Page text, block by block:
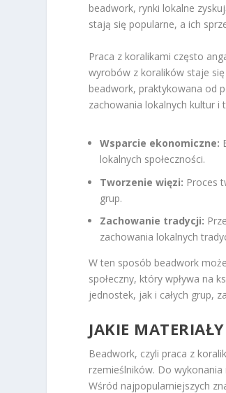
beadwork, rynki lokalne
stają się popularne, a ich
Praca z koralikami często
wyrobów z koralików staje
beadwork, praktykowana od
zachowania lokalnych kultur i
Wsparcie ekonomiczne:
lokalnych społeczności.
Tworzenie więzi: Proces
grup.
Zachowanie tradycji:
zachowania lokalnych
W ten sposób beadwork
społeczny, który wpływa na
jednostek, jak i całych grup,
JAKIE
Beadwork, czyli praca z
rzemieślników. Do
Wśród najpopularniejszych